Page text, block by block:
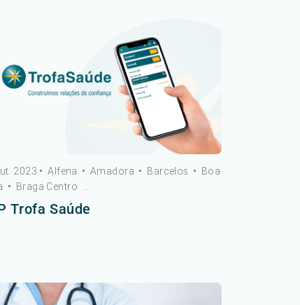
2023 • Alfena • Amadora • Barcelos • Boa
• Braga Centro
Trofa Saúde